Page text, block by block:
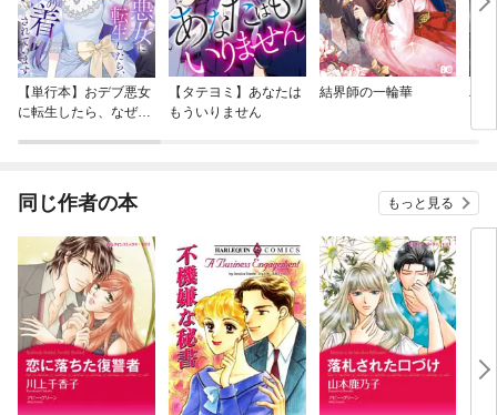
【単行本】おデブ悪女
に転生したら、なぜか
【タテヨミ】あなたは
もういりません
結界師の一輪華
バ
今
同じ作者の本 もっと見る